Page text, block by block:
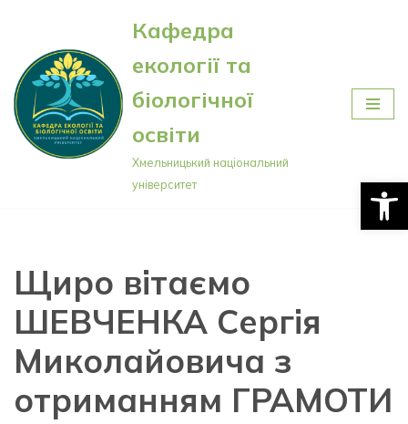
Перейти
до
вмісту
Кафедра
екології та
біологічної
освіти
Хмельницький національний
університет
Щиро вітаємо
ШЕВЧЕНКА Сергія
Миколайовича з
отриманням ГРАМОТИ